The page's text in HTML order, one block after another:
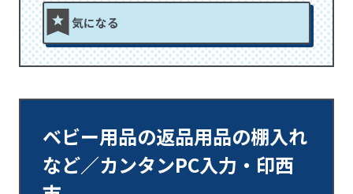
気になる
ベビー用品の返品用品の棚入れ
など／カンタンPC入力・印西